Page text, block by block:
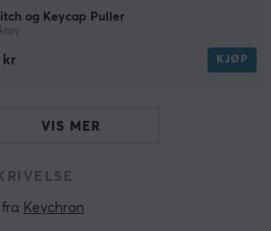
og Keycap Puller
kr KJØP
VIS MER
fra Keychron